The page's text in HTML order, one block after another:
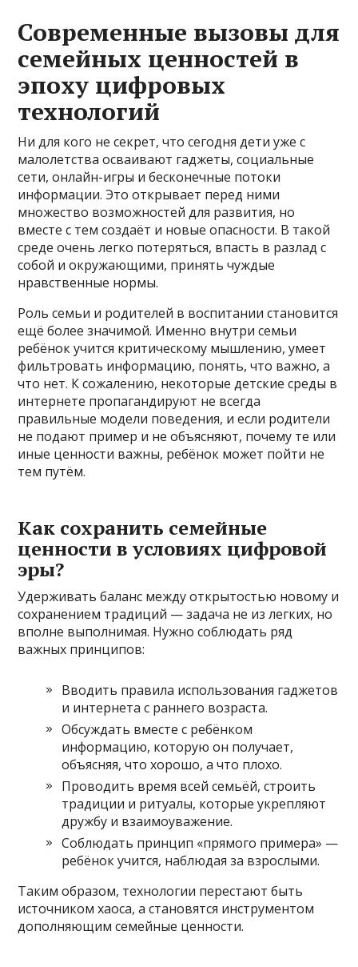
Современные вызовы для
семейных ценностей в
эпоху цифровых
технологий
Ни для кого не секрет, что сегодня дети уже с
малолетства осваивают гаджеты, социальные
сети, онлайн-игры и бесконечные потоки
информации. Это открывает перед ними
множество возможностей для развития, но
вместе с тем создаёт и новые опасности. В такой
среде очень легко потеряться, впасть в разлад с
собой и окружающими, принять чуждые
нравственные нормы.
Роль семьи и родителей в воспитании становится
ещё более значимой. Именно внутри семьи
ребёнок учится критическому мышлению, умеет
фильтровать информацию, понять, что важно, а
что нет. К сожалению, некоторые детские среды в
интернете пропагандируют не всегда
правильные модели поведения, и если родители
не подают пример и не объясняют, почему те или
иные ценности важны, ребёнок может пойти не
тем путём.
Как сохранить семейные
ценности в условиях цифровой
эры?
Удерживать баланс между открытостью новому и
сохранением традиций — задача не из легких, но
вполне выполнимая. Нужно соблюдать ряд
важных принципов:
Вводить правила использования гаджетов
и интернета с раннего возраста.
Обсуждать вместе с ребёнком
информацию, которую он получает,
объясняя, что хорошо, а что плохо.
Проводить время всей семьёй, строить
традиции и ритуалы, которые укрепляют
дружбу и взаимоуважение.
Соблюдать принцип «прямого примера» —
ребёнок учится, наблюдая за взрослыми.
Таким образом, технологии перестают быть
источником хаоса, а становятся инструментом
дополняющим семейные ценности.